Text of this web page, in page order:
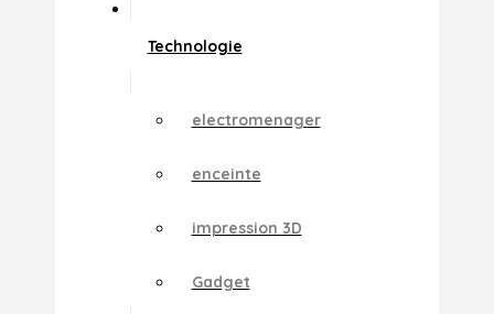
Technologie
electromenager
enceinte
impression 3D
Gadget